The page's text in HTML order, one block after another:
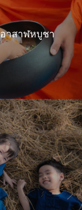
าสาฬหบูชา